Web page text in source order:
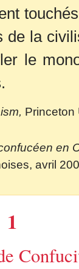
de la
le
Princeton
en
avril
1